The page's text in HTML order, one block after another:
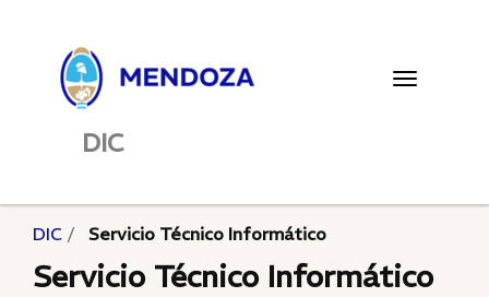
Toggle
DIC
DIC Servicio Técnico Informático
Servicio Técnico Informático